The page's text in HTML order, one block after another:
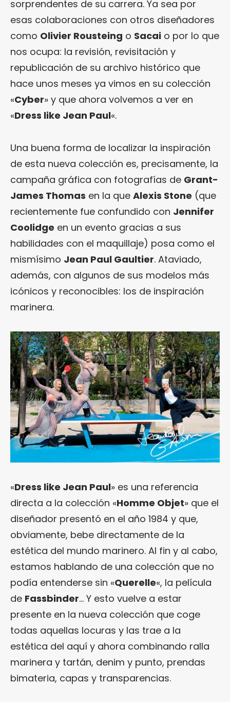
sorprendentes de su carrera. Ya sea por
esas colaboraciones con otros diseñadores
como Olivier Rousteing o Sacai o por lo que
nos ocupa: la revisión, revisitación y
republicación de su archivo histórico que
hace unos meses ya vimos en su colección
«Cyber» y que ahora volvemos a ver en
«Dress like Jean Paul«.
Una buena forma de localizar la inspiración
de esta nueva colección es, precisamente, la
campaña gráfica con fotografías de Grant-
James Thomas en la que Alexis Stone (que
recientemente fue confundido con Jennifer
Coolidge en un evento gracias a sus
habilidades con el maquillaje) posa como el
mismísimo Jean Paul Gaultier. Ataviado,
además, con algunos de sus modelos más
icónicos y reconocibles: los de inspiración
marinera.
«Dress like Jean Paul» es una referencia
directa a la colección «Homme Objet» que el
diseñador presentó en el año 1984 y que,
obviamente, bebe directamente de la
estética del mundo marinero. Al fin y al cabo,
estamos hablando de una colección que no
podía entenderse sin «Querelle«, la película
de Fassbinder… Y esto vuelve a estar
presente en la nueva colección que coge
todas aquellas locuras y las trae a la
estética del aquí y ahora combinando ralla
marinera y tartán, denim y punto, prendas
bimateria, capas y transparencias.